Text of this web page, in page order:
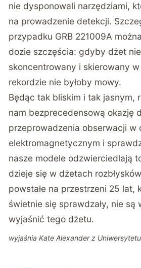
nie dysponowali narzędziami,
na prowadzenie detekcji.
przypadku GRB 221009A
dozie szczęścia: gdyby dżet
skoncentrowany i skierowany
rekordzie nie byłoby mowy.
Będąc tak bliskim i tak jasnym,
nam bezprecedensową okazję
przeprowadzenia obserwacji w
elektromagnetycznym i
nasze modele odzwierciedlają
dzieje się w dżetach
powstałe na przestrzeni 25 lat,
świetnie się sprawdzały, nie są
wyjaśnić tego dżetu.
wyjaśnia Kate Alexander z